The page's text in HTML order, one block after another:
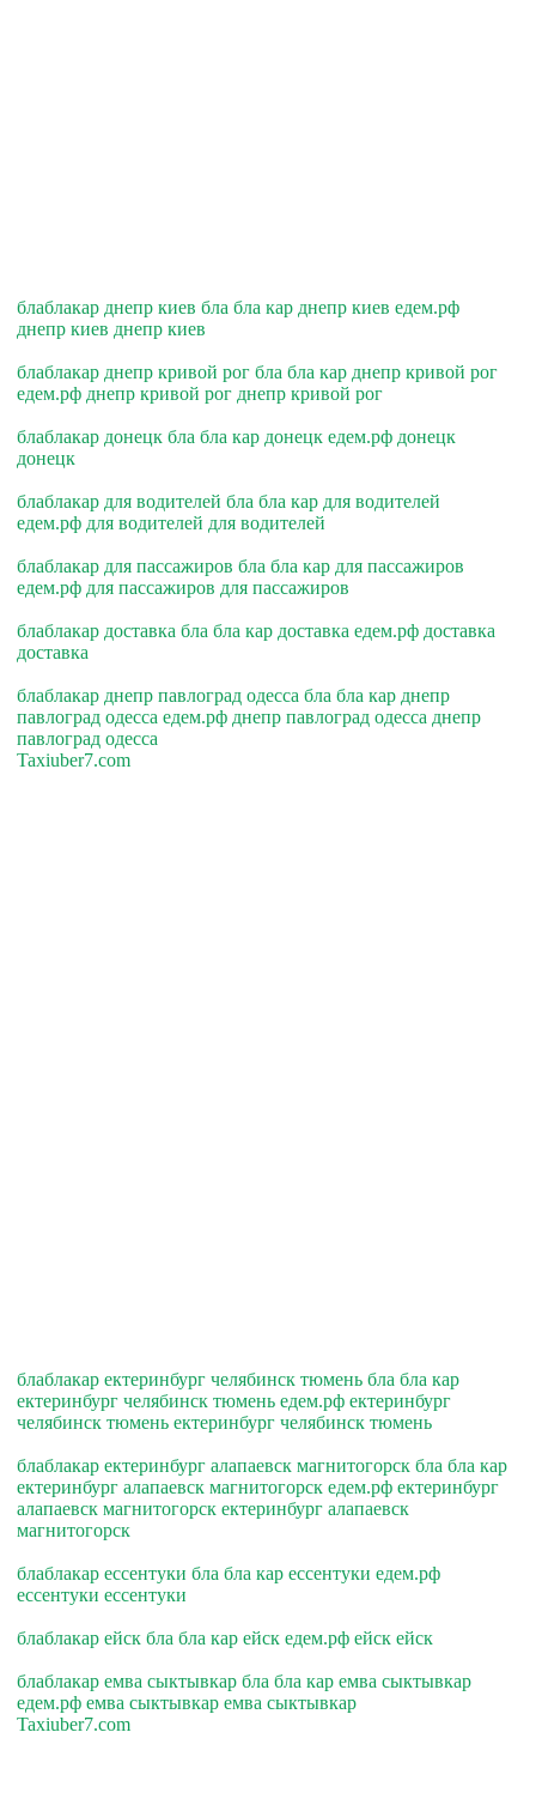
блаблакар днепр киев бла бла кар днепр киев едем.рф
днепр киев днепр киев
блаблакар днепр кривой рог бла бла кар днепр кривой рог
едем.рф днепр кривой рог днепр кривой рог
блаблакар донецк бла бла кар донецк едем.рф донецк
донецк
блаблакар для водителей бла бла кар для водителей
едем.рф для водителей для водителей
блаблакар для пассажиров бла бла кар для пассажиров
едем.рф для пассажиров для пассажиров
блаблакар доставка бла бла кар доставка едем.рф доставка
доставка
блаблакар днепр павлоград одесса бла бла кар днепр
павлоград одесса едем.рф днепр павлоград одесса днепр
павлоград одесса
Taxiuber7.com
блаблакар ектеринбург челябинск тюмень бла бла кар
ектеринбург челябинск тюмень едем.рф ектеринбург
челябинск тюмень ектеринбург челябинск тюмень
блаблакар ектеринбург алапаевск магнитогорск бла бла кар
ектеринбург алапаевск магнитогорск едем.рф ектеринбург
алапаевск магнитогорск ектеринбург алапаевск
магнитогорск
блаблакар ессентуки бла бла кар ессентуки едем.рф
ессентуки ессентуки
блаблакар ейск бла бла кар ейск едем.рф ейск ейск
блаблакар емва сыктывкар бла бла кар емва сыктывкар
едем.рф емва сыктывкар емва сыктывкар
Taxiuber7.com